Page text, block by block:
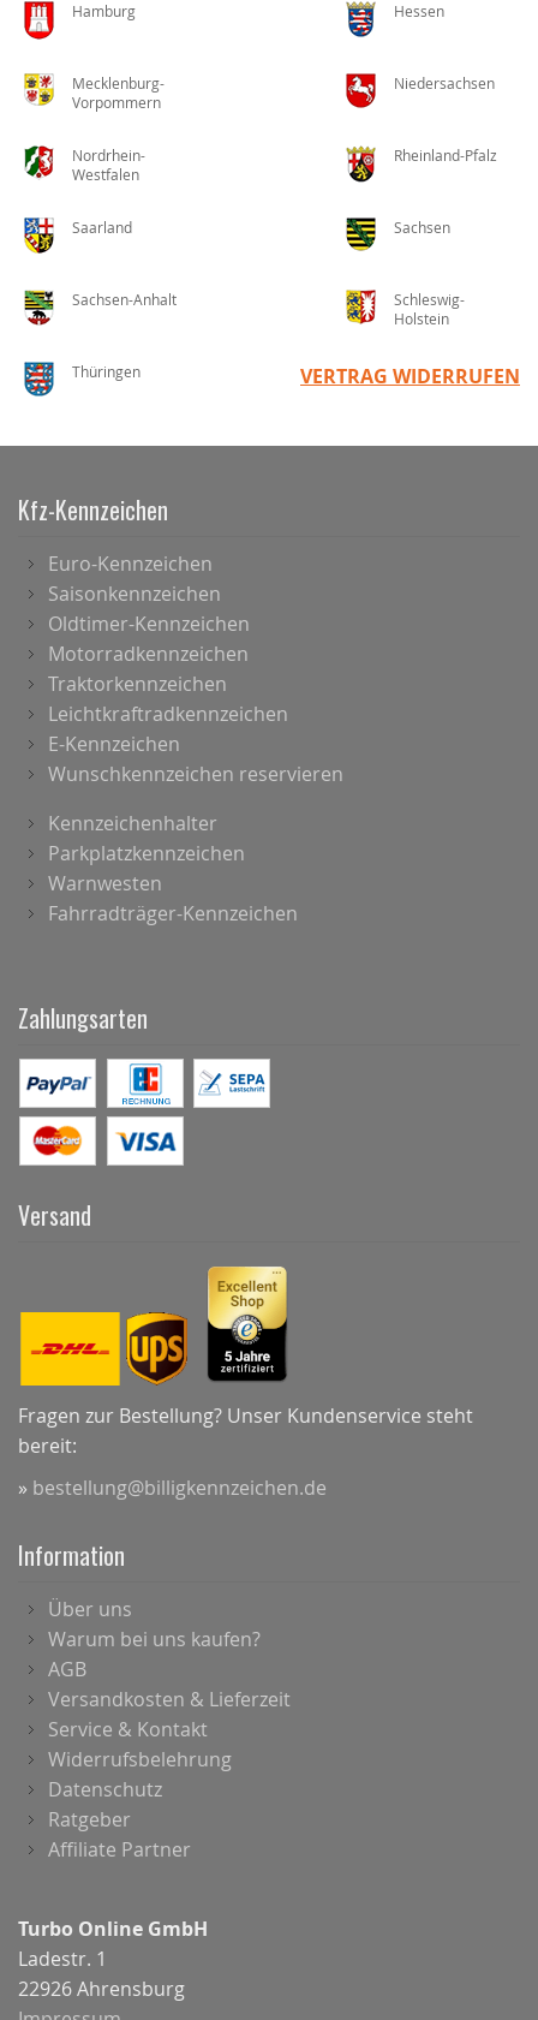
Hamburg Hessen
Mecklenburg-
Vorpommern
Niedersachsen
Nordrhein-
Westfalen
Rheinland-Pfalz
Saarland Sachsen
Sachsen-Anhalt
Schleswig-
Holstein
Thüringen VERTRAG WIDERRUFEN
Kfz-Kennzeichen
Euro-Kennzeichen
Saisonkennzeichen
Oldtimer-Kennzeichen
Motorradkennzeichen
Traktorkennzeichen
Leichtkraftradkennzeichen
E-Kennzeichen
Wunschkennzeichen reservieren
Kennzeichenhalter
Parkplatzkennzeichen
Warnwesten
Fahrradträger-Kennzeichen
Zahlungsarten
Versand
Fragen zur Bestellung? Unser Kundenservice steht
bereit:
» bestellung@billigkennzeichen.de
Information
Über uns
Warum bei uns kaufen?
AGB
Versandkosten & Lieferzeit
Service & Kontakt
Widerrufsbelehrung
Datenschutz
Ratgeber
Affiliate Partner
Turbo Online GmbH
Ladestr. 1
22926 Ahrensburg